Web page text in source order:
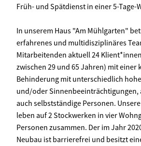
Früh- und Spätdienst in einer 5-Tage-
In unserem Haus "Am Mühlgarten"
erfahrenes und multidisziplinäres
Mitarbeitenden aktuell 24
zwischen 29 und 65 Jahren) mit einer
Behinderung mit unterschiedlich
und/oder Sinnenbeeinträchtigungen,
auch selbstständige Personen.
leben auf 2 Stockwerken in vier
Personen zusammen. Der im Jahr
Neubau ist barrierefrei und besitzt